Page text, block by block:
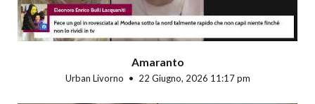
Amaranto
Urban Livorno 22 Giugno, 2026 11:17 pm